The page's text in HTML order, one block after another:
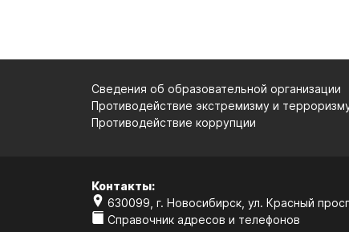
Сведения об образовательной организации
Противодействие экстремизму и
Противодействие коррупции
Контакты:
630099, г. Новосибирск, ул. Красный
Справочник адресов и телефонов